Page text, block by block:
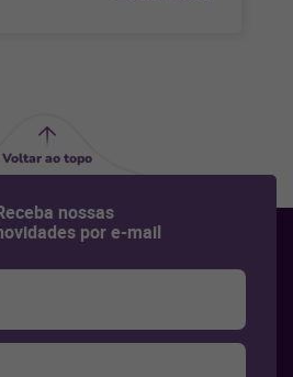
Voltar ao topo
nossas
por e-mail